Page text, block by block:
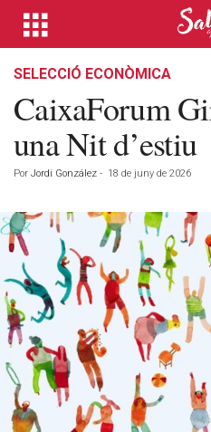
SELECCIÓ ECONÒMICA
CaixaForum
una Nit d’estiu
Por Jordi González - 18 de juny de 2026